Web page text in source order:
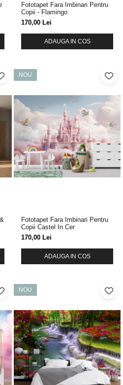
Fototapet Fara Imbinari Pentru
Copii - Flamingo
170,00 Lei
ADAUGA IN COS
NOU
Fototapet Fara Imbinari Pentru
Copii Castel In Cer
170,00 Lei
ADAUGA IN COS
NOU